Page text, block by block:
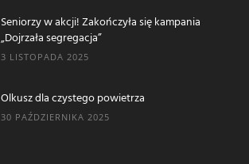
Seniorzy w akcji! Zakończyła się kampania
„Dojrzała segregacja”
3 LISTOPADA 2025
Olkusz dla czystego powietrza
30 PAŹDZIERNIKA 2025